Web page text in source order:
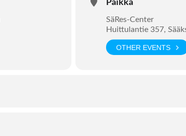
Paikka
SäRes-Center
Huittulantie 357,
OTHER EVENTS